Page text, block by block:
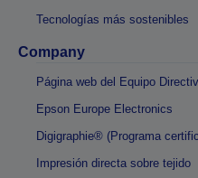
Tecnologías más sostenibles
Company
Página web del Equipo
Epson Europe Electronics
Digigraphie® (Programa
Impresión directa sobre tejido